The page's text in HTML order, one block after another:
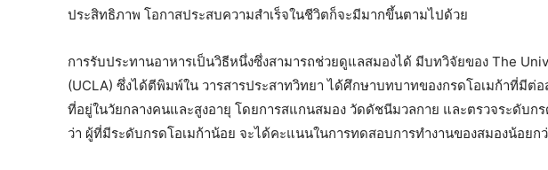
ประสิทธิภาพ โอกาสประสบความสำเร็จในชีวิตก็จะมีมากขึ้นตามไปด้วย
การรับประทานอาหารเป็นวิธีหนึ่งซึ่งสามารถช่วยดูแลสมองได้ มีบทวิจัยของ The
(UCLA) ซึ่งได้ตีพิมพ์ใน วารสารประสาทวิทยา ได้ศึกษาบทบาทของกรดโอเมก้าที่มีต่
ที่อยู่ในวัยกลางคนและสูงอายุ โดยการสแกนสมอง วัดดัชนีมวลกาย และตรวจระดับกร
ว่า ผู้ที่มีระดับกรดโอเมก้าน้อย จะได้คะแนนในการทดสอบการทำงานของสมองน้อยก